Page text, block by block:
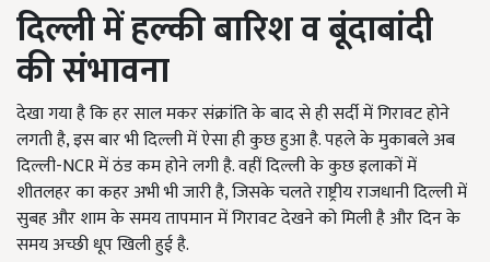
दिल्ली में हल्की बारिश व बूंदाबांदी
की संभावना
देखा गया है कि हर साल मकर संक्रांति के बाद से ही सर्दी में गिरावट होने
लगती है, इस बार भी दिल्ली में ऐसा ही कुछ हुआ है. पहले के मुकाबले अब
दिल्ली-NCR में ठंड कम होने लगी है. वहीं दिल्ली के कुछ इलाकों में
शीतलहर का कहर अभी भी जारी है, जिसके चलते राष्ट्रीय राजधानी दिल्ली में
सुबह और शाम के समय तापमान में गिरावट देखने को मिली है और दिन के
समय अच्छी धूप खिली हुई है.